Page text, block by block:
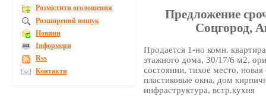
Предложение
Соцгород,
Продается 1-но комн.
этажного дома, 30/17/6 м2,
состоянии, тихое место, новая
пластиковые окна, дом
инфраструктура, встр.кухня
Розмістити оголошення
Розширений пошук
Новини
Інформери
Rss
Контакти